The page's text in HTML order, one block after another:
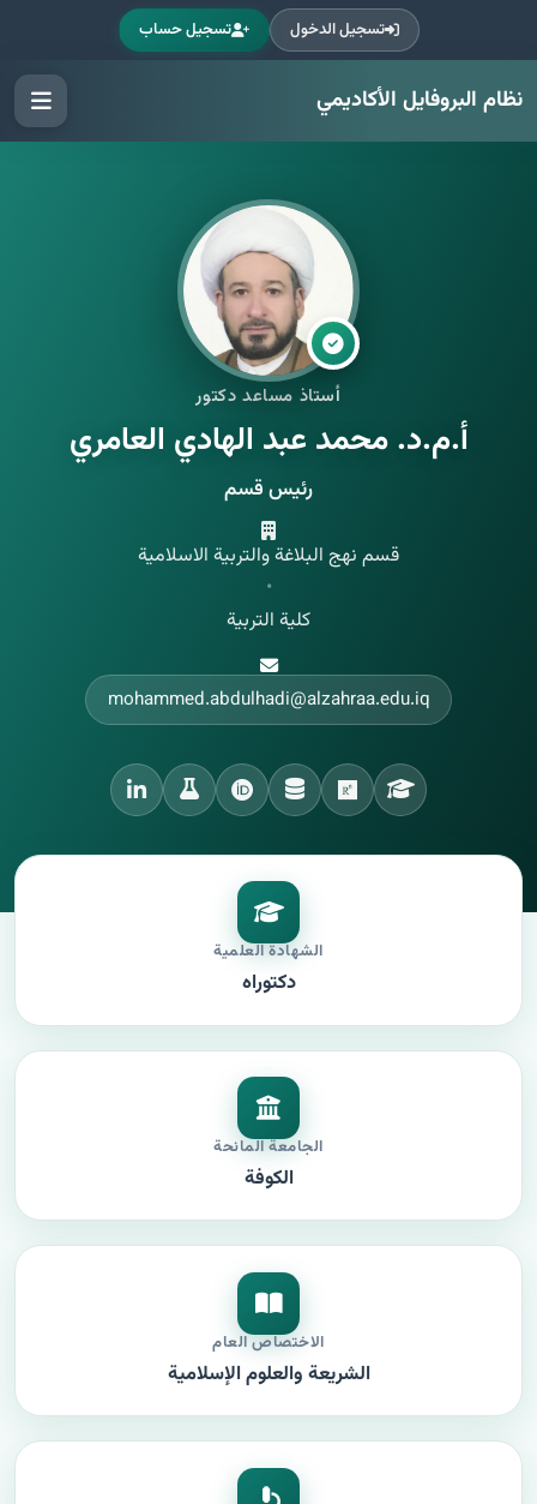
تسجيل الدخول تسجيل حساب
نظام البروفايل الأكاديمي
أستاذ مساعد دكتور
أ.م.د. محمد عبد الهادي العامري
رئيس قسم
قسم نهج البلاغة والتربية الاسلامية
•
كلية التربية
mohammed.abdulhadi@alzahraa.edu.iq
الشهادة العلمية
دكتوراه
الجامعة المانحة
الكوفة
الاختصاص العام
الشريعة والعلوم الإسلامية